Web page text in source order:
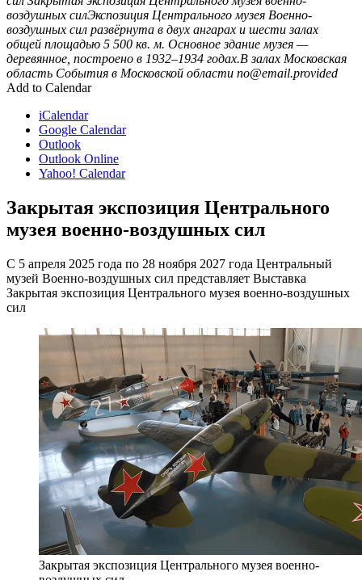
воздушных силЭкспозиция Центрального музея Военно-
воздушных сил развёрнута в двух ангарах и шести залах
общей площадью 5 500 кв. м. Основное здание музея —
деревянное, построено в 1932–1934 годах.В залах Московская
область События в Московской области no@email.provided
Add to Calendar
iCalendar
Google Calendar
Outlook
Outlook Online
Yahoo! Calendar
Закрытая экспозиция Центрального
музея военно-воздушных сил
С 5 апреля 2025 года по 28 ноября 2027 года Центральный
музей Военно-воздушных сил представляет Выставка
Закрытая экспозиция Центрального музея военно-воздушных
сил
Закрытая экспозиция Центрального музея военно-